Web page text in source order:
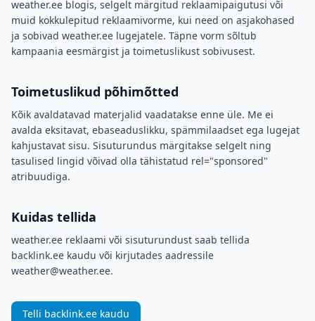
weather.ee blogis, selgelt märgitud reklaamipaigutusi või
muid kokkulepitud reklaamivorme, kui need on asjakohased
ja sobivad weather.ee lugejatele. Täpne vorm sõltub
kampaania eesmärgist ja toimetuslikust sobivusest.
Toimetuslikud põhimõtted
Kõik avaldatavad materjalid vaadatakse enne üle. Me ei
avalda eksitavat, ebaseaduslikku, spämmilaadset ega lugejat
kahjustavat sisu. Sisuturundus märgitakse selgelt ning
tasulised lingid võivad olla tähistatud rel="sponsored"
atribuudiga.
Kuidas tellida
weather.ee reklaami või sisuturundust saab tellida
backlink.ee kaudu või kirjutades aadressile
weather@weather.ee.
Telli backlink.ee kaudu